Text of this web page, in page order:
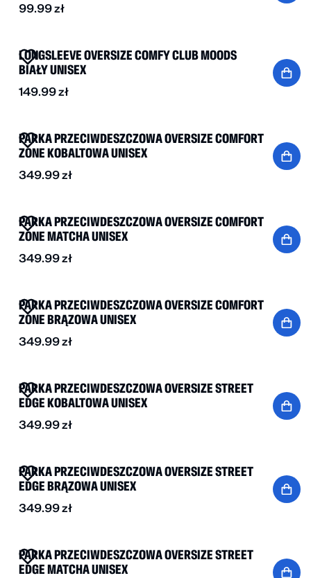
99.99zł
LONGSLEEVE OVERSIZE COMFY CLUB MOODS
BIAŁY UNISEX
149.99zł
PARKA PRZECIWDESZCZOWA OVERSIZE COMFORT
ZONE KOBALTOWA UNISEX
349.99zł
PARKA PRZECIWDESZCZOWA OVERSIZE COMFORT
ZONE MATCHA UNISEX
349.99zł
PARKA PRZECIWDESZCZOWA OVERSIZE COMFORT
ZONE BRĄZOWA UNISEX
349.99zł
PARKA PRZECIWDESZCZOWA OVERSIZE STREET
EDGE KOBALTOWA UNISEX
349.99zł
PARKA PRZECIWDESZCZOWA OVERSIZE STREET
EDGE BRĄZOWA UNISEX
349.99zł
PARKA PRZECIWDESZCZOWA OVERSIZE STREET
EDGE MATCHA UNISEX